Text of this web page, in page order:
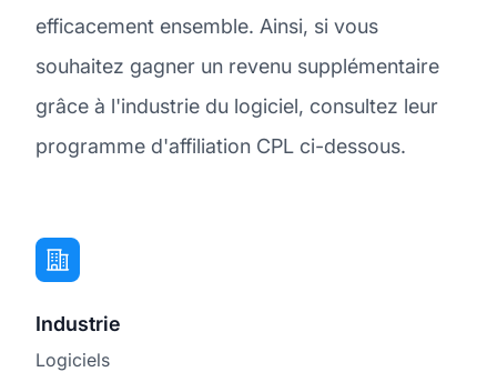
efficacement ensemble. Ainsi, si vous
souhaitez gagner un revenu supplémentaire
grâce à l'industrie du logiciel, consultez leur
programme d'affiliation CPL ci-dessous.
Industrie
Logiciels